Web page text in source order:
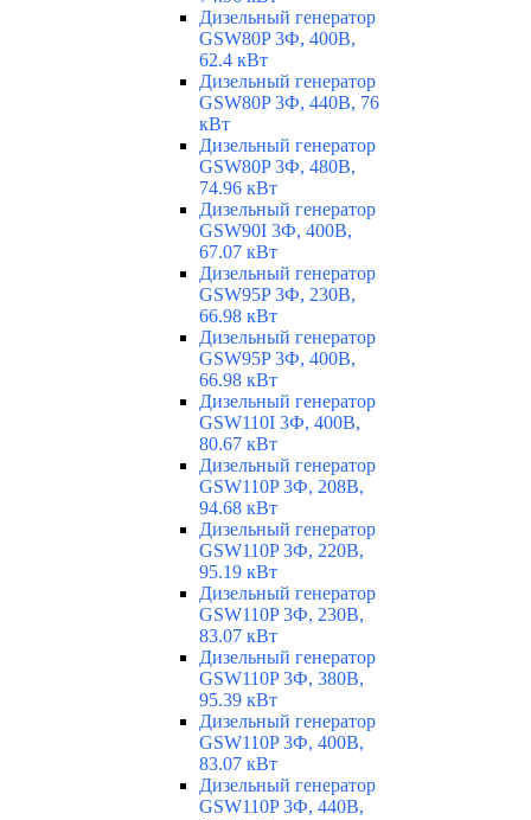
Дизельный генератор
GSW80P 3Ф, 400В,
62.4 кВт
Дизельный генератор
GSW80P 3Ф, 440В, 76
кВт
Дизельный генератор
GSW80P 3Ф, 480В,
74.96 кВт
Дизельный генератор
GSW90I 3Ф, 400В,
67.07 кВт
Дизельный генератор
GSW95P 3Ф, 230В,
66.98 кВт
Дизельный генератор
GSW95P 3Ф, 400В,
66.98 кВт
Дизельный генератор
GSW110I 3Ф, 400В,
80.67 кВт
Дизельный генератор
GSW110P 3Ф, 208В,
94.68 кВт
Дизельный генератор
GSW110P 3Ф, 220В,
95.19 кВт
Дизельный генератор
GSW110P 3Ф, 230В,
83.07 кВт
Дизельный генератор
GSW110P 3Ф, 380В,
95.39 кВт
Дизельный генератор
GSW110P 3Ф, 400В,
83.07 кВт
Дизельный генератор
GSW110P 3Ф, 440В,